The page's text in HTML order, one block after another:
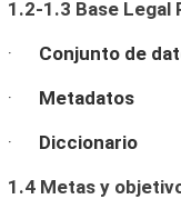
1.2-1.3 Base
· Conjunto de
· Metadatos
· Diccionario
1.4 Metas y